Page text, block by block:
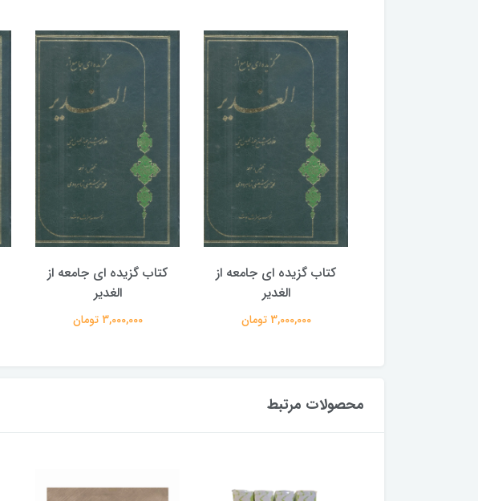
کتاب گزیده ای جامعه از
الغدیر
3,000,000 تومان
کتاب گزیده ای جامعه از
الغدیر
3,000,000 تومان
محصولات مرتبط